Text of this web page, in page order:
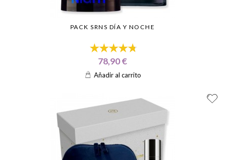
PACK SRNS DÍA Y NOCHE
78,90 €
Añadir al carrito